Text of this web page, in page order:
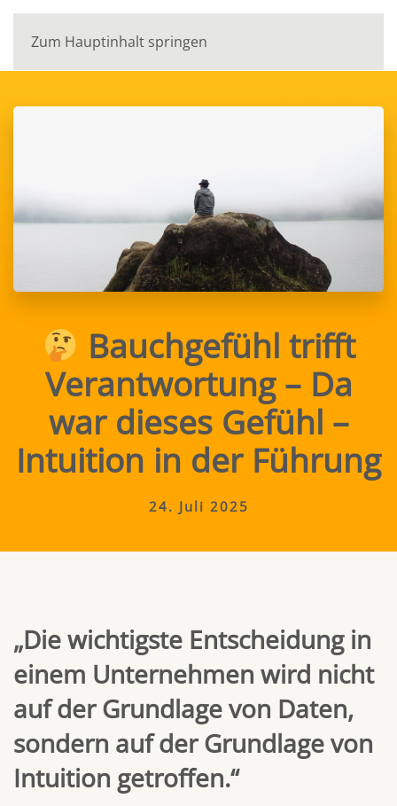
Zum Hauptinhalt springen
Bauchgefühl trifft
Verantwortung – Da
war dieses Gefühl –
Intuition in der Führung
24. Juli 2025
„Die wichtigste Entscheidung in
einem Unternehmen wird nicht
auf der Grundlage von Daten,
sondern auf der Grundlage von
Intuition getroffen.“